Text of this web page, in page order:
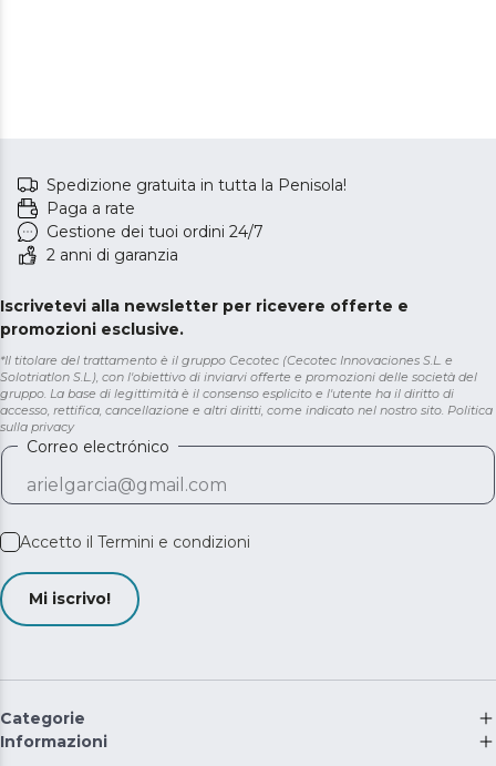
Spedizione gratuita in tutta la Penisola!
Paga a rate
Gestione dei tuoi ordini 24/7
2 anni di garanzia
Iscrivetevi alla newsletter per ricevere offerte e
promozioni esclusive.
*Il titolare del trattamento è il gruppo Cecotec (Cecotec Innovaciones S.L. e
Solotriatlon S.L.), con l'obiettivo di inviarvi offerte e promozioni delle società del
gruppo. La base di legittimità è il consenso esplicito e l'utente ha il diritto di
accesso, rettifica, cancellazione e altri diritti, come indicato nel nostro sito. Politica
sulla privacy
Correo electrónico
Accetto il Termini e condizioni
Mi iscrivo!
Categorie
Informazioni